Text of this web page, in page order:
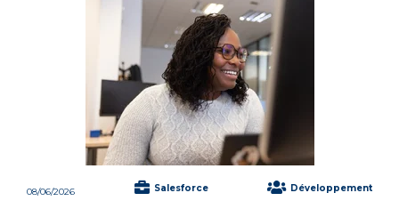
08/06/2026 Salesforce Développement